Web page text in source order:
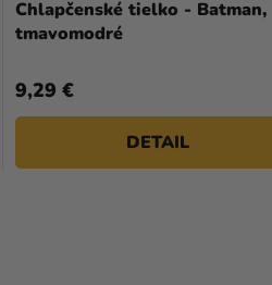
Chlapčenské tielko - Batman,
tmavomodré
9,29 €
DETAIL